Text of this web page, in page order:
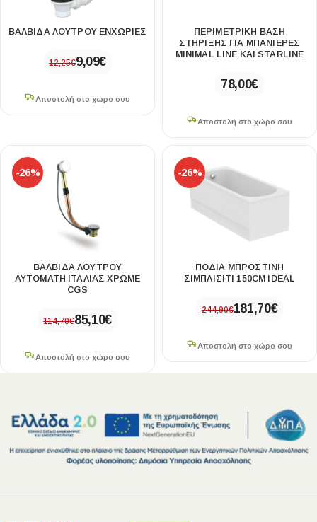
ΒΑΛΒΙΔΑ ΛΟΥΤΡΟΥ ΕΝΧΩΡΙΕΣ
12,25€9,09€
Αποστολή στο χώρο σου
ΠΕΡΙΜΕΤΡΙΚΗ ΒΑΣΗ
ΣΤΗΡΙΞΗΣ ΓΙΑ ΜΠΑΝΙΕΡΕΣ
MINIMAL LINE ΚΑΙ STARLINE
78,00€
Αποστολή στο χώρο σου
-26%
ΒΑΛΒΙΔΑ ΛΟΥΤΡΟΥ
ΑΥΤΟΜΑΤΗ ΙΤΑΛΙΑΣ ΧΡΩΜΕ
CGS
114,70€85,10€
Αποστολή στο χώρο σου
-26%
ΠΟΔΙΑ ΜΠΡΟΣΤΙΝΗ
ΣΙΜΠΛΙΣΙΤΙ 150CM IDEAL
244,90€181,70€
Αποστολή στο χώρο σου